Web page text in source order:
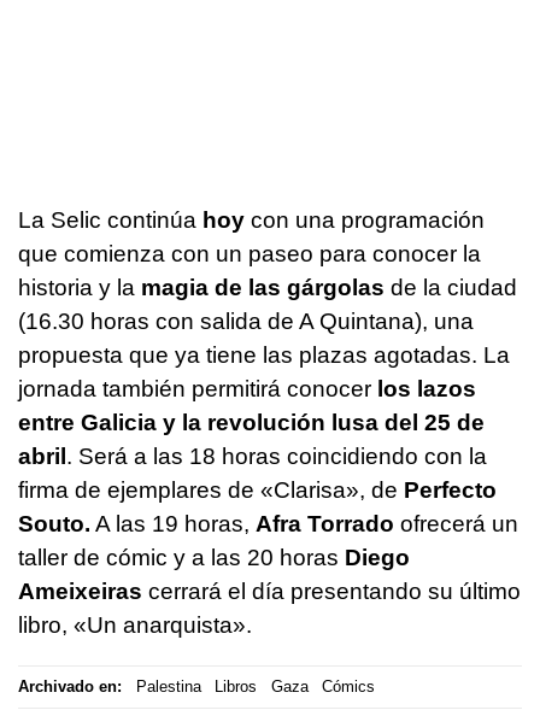
La Selic continúa hoy con una programación
que comienza con un paseo para conocer la
historia y la magia de las gárgolas de la ciudad
(16.30 horas con salida de A Quintana), una
propuesta que ya tiene las plazas agotadas. La
jornada también permitirá conocer los lazos
entre Galicia y la revolución lusa del 25 de
abril. Será a las 18 horas coincidiendo con la
firma de ejemplares de «Clarisa», de Perfecto
Souto. A las 19 horas, Afra Torrado ofrecerá un
taller de cómic y a las 20 horas Diego
Ameixeiras cerrará el día presentando su último
libro, «Un anarquista».
Archivado en: Palestina Libros Gaza Cómics